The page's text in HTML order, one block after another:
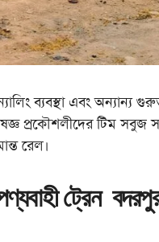
ব্যবস্থা এবং অন্যান্য
প্রকৌশলীদের টিম সবুজ
রেল।
ট্রেন